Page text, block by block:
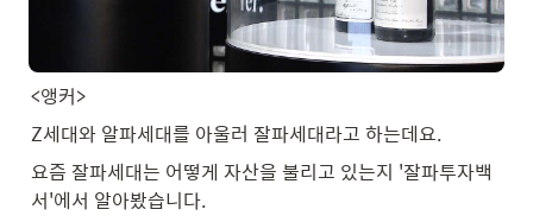
<앵커>
Z세대와 알파세대를 아울러 잘파세대라고 하는데요.
요즘 잘파세대는 어떻게 자산을 불리고 있는지 '잘파투자백
서'에서 알아봤습니다.